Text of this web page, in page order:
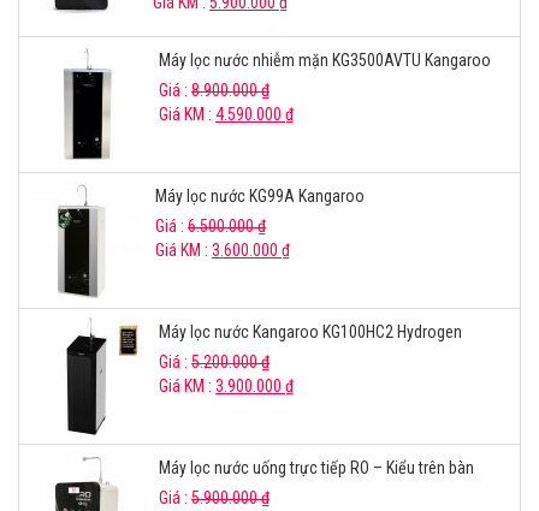
Máy lọc nước nhiễm mặn KG3500AVTU Kangaroo
Giá : 8.900.000₫
Giá KM : 4.590.000 ₫
Máy lọc nước KG99A Kangaroo
Giá : 6.500.000₫
Giá KM : 3.600.000 ₫
Máy lọc nước Kangaroo KG100HC2 Hydrogen
Giá : 5.200.000₫
Giá KM : 3.900.000 ₫
Máy lọc nước uống trực tiếp RO – Kiểu trên bàn
Giá : 5.900.000₫